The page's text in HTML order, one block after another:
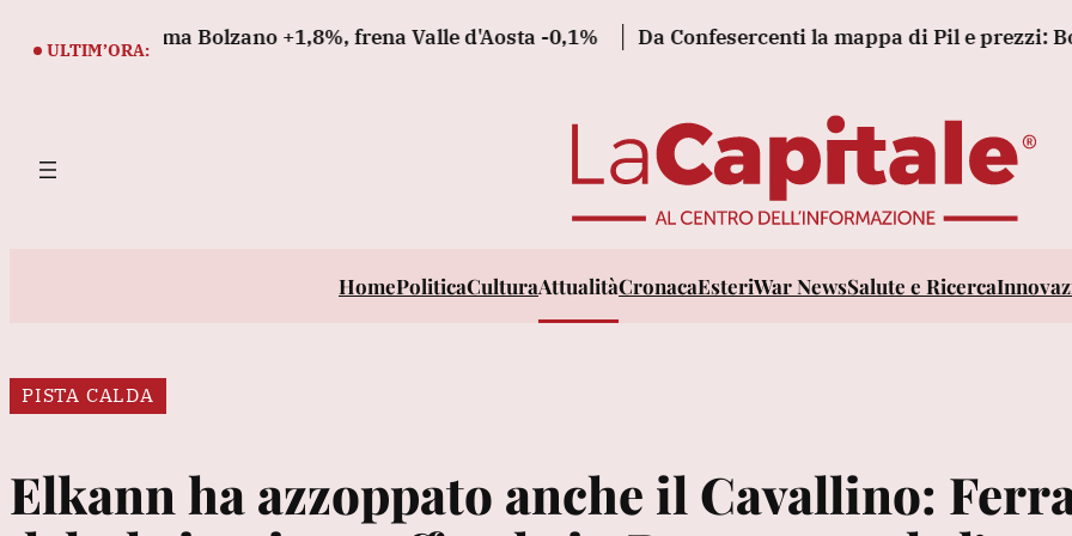
ULTIM’ORA:
prima Bolzano +1,8%, frena Valle d'Aosta -0,1% Da Confesercenti la mappa di Pil e prezzi: Bolzano
HomePoliticaCulturaAttualitàCronacaEsteriWar NewsSalute e Ricerca
PISTA CALDA
Elkann ha azzoppato anche il Cavallino: